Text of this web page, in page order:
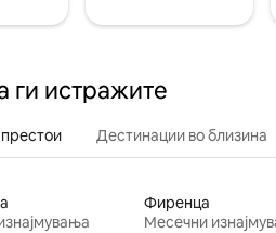
ги истражите
Дестинации во близина
Фиренца
Месечни